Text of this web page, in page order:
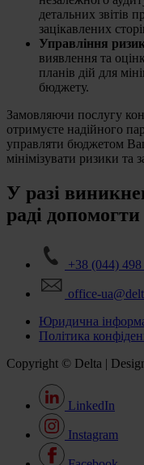
детальних звітів
зацікавлених
Управління
виявлення та
планів дій для
бюджету.
Замовляючи послугу
отримуєте надійного
управляти бюджетом
мінімізувати ризики та
У разі
раді допомогти
+38 (044)
office-
Юридична
Політика
Copyright © Delta |
LinkedIn
Instagram